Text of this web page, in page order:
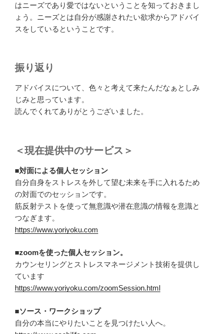
はニーズであり愛ではないということを知っておきまし
ょう。ニーズとは自分が感謝されたい欲求からアドバイ
スをしているということです。
振り返り
アドバイスについて、色々と考えて来たんだなぁとしみ
じみと思っています。
読んでくれてありがとうございました。
＜現在提供中のサービス＞
■対面による個人セッション
自分自身をストレスを外して望む未来を手に入れるため
の対面でのセッションです。
筋反射テストを使って無意識や潜在意識の情報を意識と
つなぎます。
https://www.yoriyoku.com
■zoomを使った個人セッション。
カウンセリングとストレスマネージメント技術を提供し
ています
https://www.yoriyoku.com/zoomSession.html
■ソース・ワークショップ
自分の本当にやりたいことを見つけたい人へ。